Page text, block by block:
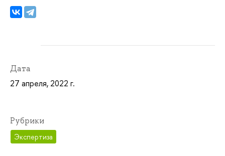
Дата
27 апреля, 2022 г.
Рубрики
Экспертиза